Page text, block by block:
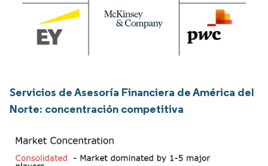
Servicios de Asesoría Financiera de América del
Norte: concentración competitiva